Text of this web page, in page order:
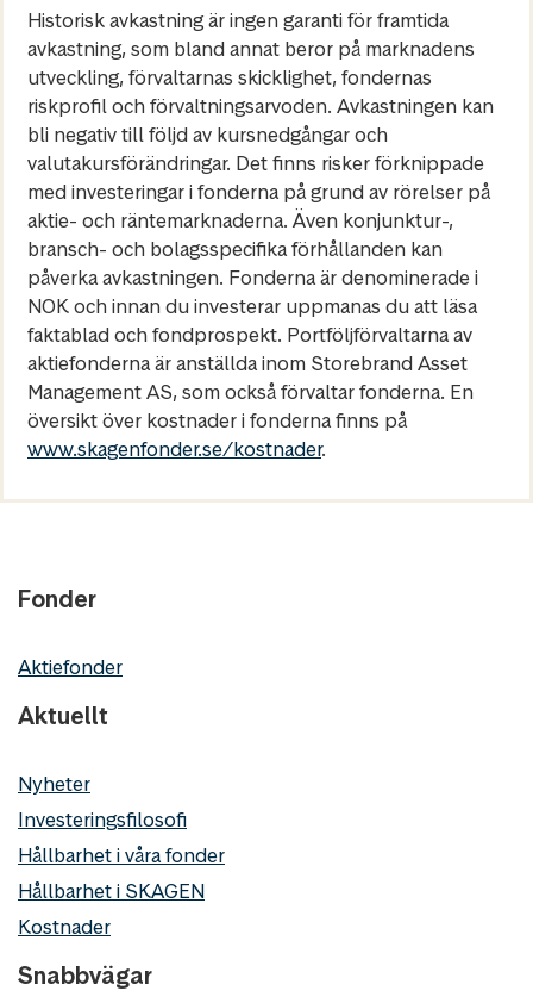
Historisk avkastning är ingen garanti för framtida
avkastning, som bland annat beror på marknadens
utveckling, förvaltarnas skicklighet, fondernas
riskprofil och förvaltningsarvoden. Avkastningen kan
bli negativ till följd av kursnedgångar och
valutakursförändringar. Det finns risker förknippade
med investeringar i fonderna på grund av rörelser på
aktie- och räntemarknaderna. Även konjunktur-,
bransch- och bolagsspecifika förhållanden kan
påverka avkastningen. Fonderna är denominerade i
NOK och innan du investerar uppmanas du att läsa
faktablad och fondprospekt. Portföljförvaltarna av
aktiefonderna är anställda inom Storebrand Asset
Management AS, som också förvaltar fonderna. En
översikt över kostnader i fonderna finns på
www.skagenfonder.se/kostnader.
Fonder
Aktiefonder
Aktuellt
Nyheter
Investeringsfilosofi
Hållbarhet i våra fonder
Hållbarhet i SKAGEN
Kostnader
Snabbvägar